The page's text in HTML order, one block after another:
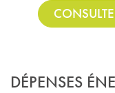
DÉPENSES